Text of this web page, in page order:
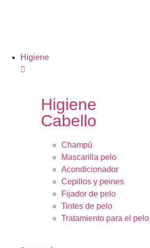
Higiene
Higiene
Cabello
Champú
Mascarilla pelo
Acondicionador
Cepillos y peines
Fijador de pelo
Tintes de pelo
Tratamiento para el pelo